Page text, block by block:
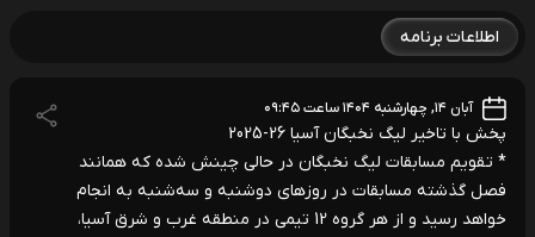
اطلاعات برنامه
آبان ۱۴, چهارشنبه ۱۴۰۴ ساعت ۰۹:۴۵
پخش با تاخیر لیگ نخبگان آسیا 26-2025
* تقویم مسابقات لیگ نخبگان در حالی چینش شده که همانند
فصل گذشته مسابقات در روزهای دوشنبه و سه‌شنبه به انجام
خواهد رسید و از هر گروه 12 تیمی در منطقه غرب و شرق آسیا،